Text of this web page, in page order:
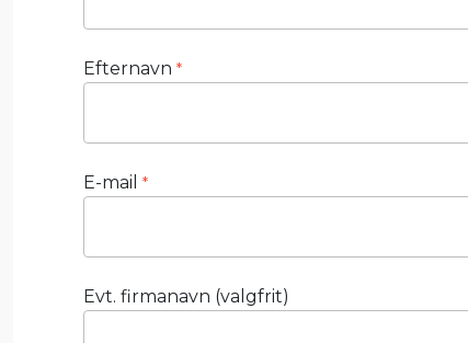
Efternavn *
E-mail *
Evt. firmanavn (valgfrit)